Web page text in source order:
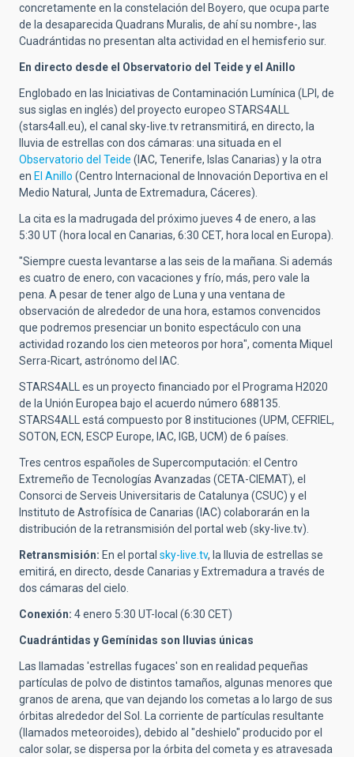
concretamente en la constelación del Boyero, que ocupa parte
de la desaparecida Quadrans Muralis, de ahí su nombre-, las
Cuadrántidas no presentan alta actividad en el hemisferio sur.
En directo desde el Observatorio del Teide y el Anillo
Englobado en las Iniciativas de Contaminación Lumínica (LPI, de
sus siglas en inglés) del proyecto europeo STARS4ALL
(stars4all.eu), el canal sky-live.tv retransmitirá, en directo, la
lluvia de estrellas con dos cámaras: una situada en el
Observatorio del Teide (IAC, Tenerife, Islas Canarias) y la otra
en El Anillo (Centro Internacional de Innovación Deportiva en el
Medio Natural, Junta de Extremadura, Cáceres).
La cita es la madrugada del próximo jueves 4 de enero, a las
5:30 UT (hora local en Canarias, 6:30 CET, hora local en Europa).
"Siempre cuesta levantarse a las seis de la mañana. Si además
es cuatro de enero, con vacaciones y frío, más, pero vale la
pena. A pesar de tener algo de Luna y una ventana de
observación de alrededor de una hora, estamos convencidos
que podremos presenciar un bonito espectáculo con una
actividad rozando los cien meteoros por hora", comenta Miquel
Serra-Ricart, astrónomo del IAC.
STARS4ALL es un proyecto financiado por el Programa H2020
de la Unión Europea bajo el acuerdo número 688135.
STARS4ALL está compuesto por 8 instituciones (UPM, CEFRIEL,
SOTON, ECN, ESCP Europe, IAC, IGB, UCM) de 6 países.
Tres centros españoles de Supercomputación: el Centro
Extremeño de Tecnologías Avanzadas (CETA-CIEMAT), el
Consorci de Serveis Universitaris de Catalunya (CSUC) y el
Instituto de Astrofísica de Canarias (IAC) colaborarán en la
distribución de la retransmisión del portal web (sky-live.tv).
Retransmisión: En el portal sky-live.tv, la lluvia de estrellas se
emitirá, en directo, desde Canarias y Extremadura a través de
dos cámaras del cielo.
Conexión: 4 enero 5:30 UT-local (6:30 CET)
Cuadrántidas y Gemínidas son lluvias únicas
Las llamadas 'estrellas fugaces' son en realidad pequeñas
partículas de polvo de distintos tamaños, algunas menores que
granos de arena, que van dejando los cometas a lo largo de sus
órbitas alrededor del Sol. La corriente de partículas resultante
(llamados meteoroides), debido al "deshielo" producido por el
calor solar, se dispersa por la órbita del cometa y es atravesada